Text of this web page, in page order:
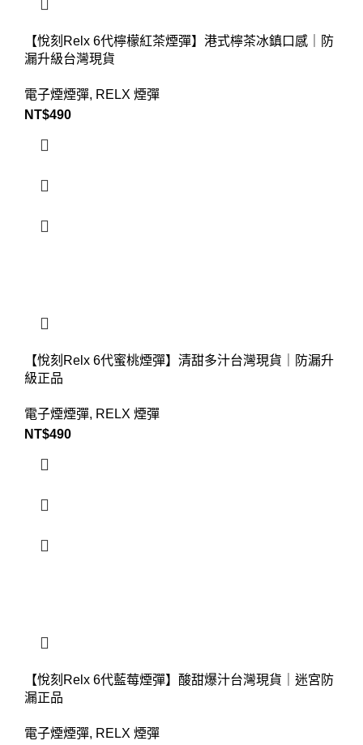
【悅刻Relx 6代檸檬紅茶煙彈】港式檸茶冰鎮口感｜防
漏升級台灣現貨
電子煙煙彈, RELX 煙彈
NT$490
【悅刻Relx 6代蜜桃煙彈】清甜多汁台灣現貨｜防漏升
級正品
電子煙煙彈, RELX 煙彈
NT$490
【悅刻Relx 6代藍莓煙彈】酸甜爆汁台灣現貨｜迷宮防
漏正品
電子煙煙彈, RELX 煙彈